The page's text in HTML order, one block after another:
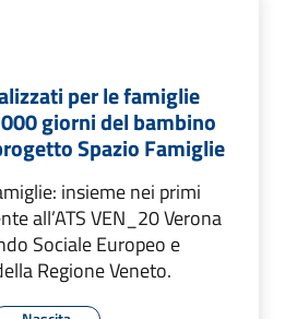
per le famiglie
giorni del bambino
Spazio Famiglie
insieme nei primi
all’ATS VEN_20 Verona
Sociale Europeo e
Regione Veneto.